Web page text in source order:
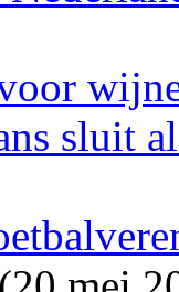
sluit